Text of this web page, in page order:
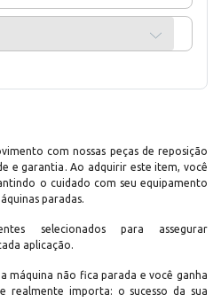
com nossas peças de reposição
e garantia. Ao adquirir este item, você
o cuidado com seu equipamento
paradas.
selecionados para assegurar
aplicação.
máquina não fica parada e você ganha
realmente importa: o sucesso da sua